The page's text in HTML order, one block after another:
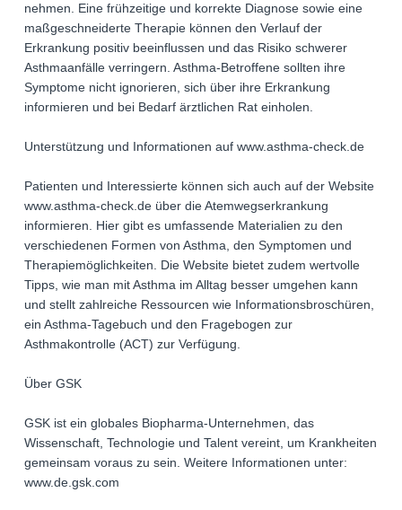
nehmen. Eine frühzeitige und korrekte Diagnose sowie eine
maßgeschneiderte Therapie können den Verlauf der
Erkrankung positiv beeinflussen und das Risiko schwerer
Asthmaanfälle verringern. Asthma-Betroffene sollten ihre
Symptome nicht ignorieren, sich über ihre Erkrankung
informieren und bei Bedarf ärztlichen Rat einholen.
Unterstützung und Informationen auf www.asthma-check.de
Patienten und Interessierte können sich auch auf der Website
www.asthma-check.de über die Atemwegserkrankung
informieren. Hier gibt es umfassende Materialien zu den
verschiedenen Formen von Asthma, den Symptomen und
Therapiemöglichkeiten. Die Website bietet zudem wertvolle
Tipps, wie man mit Asthma im Alltag besser umgehen kann
und stellt zahlreiche Ressourcen wie Informationsbroschüren,
ein Asthma-Tagebuch und den Fragebogen zur
Asthmakontrolle (ACT) zur Verfügung.
Über GSK
GSK ist ein globales Biopharma-Unternehmen, das
Wissenschaft, Technologie und Talent vereint, um Krankheiten
gemeinsam voraus zu sein. Weitere Informationen unter:
www.de.gsk.com